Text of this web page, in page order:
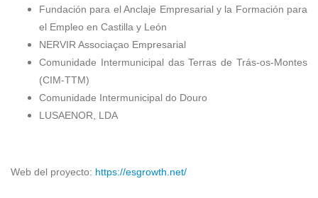
Fundación para el Anclaje Empresarial y la Formación para
el Empleo en Castilla y León
NERVIR Associaçao Empresarial
Comunidade Intermunicipal das Terras de Trás-os-Montes
(CIM-TTM)
Comunidade Intermunicipal do Douro
LUSAENOR, LDA
Web del proyecto: https://esgrowth.net/